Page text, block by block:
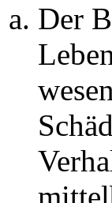
Der